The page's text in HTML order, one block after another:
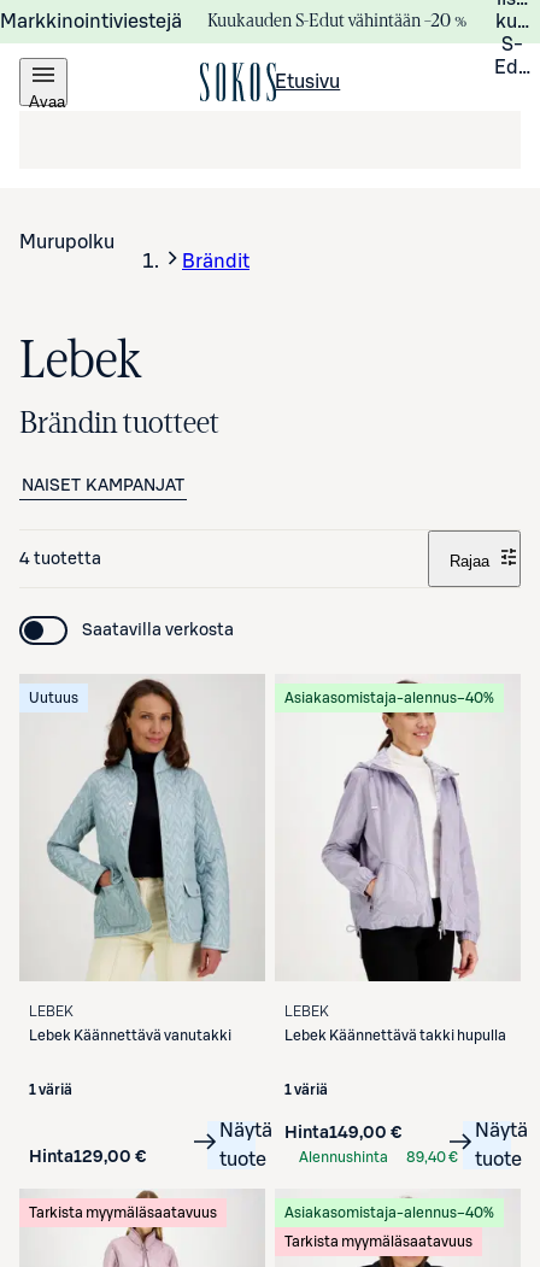
Markkinointiviestejä Kuukauden S-Edut vähintään –20 %
S-
Avaa
Etusivu
Murupolku
Brändit
Lebek
Brändin tuotteet
NAISET KAMPANJAT
4 tuotetta Rajaa
Saatavilla verkosta
Uutuus
LEBEK
Lebek Käännettävä vanutakki
1 väriä
Hinta129,00 €
Näytä
tuote
Asiakasomistaja-alennus−40%
LEBEK
Lebek Käännettävä takki hupulla
1 väriä
Hinta149,00 €
Alennushinta
89,40 €
Näytä
tuote
Tarkista myymäläsaatavuus Asiakasomistaja-alennus−40%
Tarkista myymäläsaatavuus